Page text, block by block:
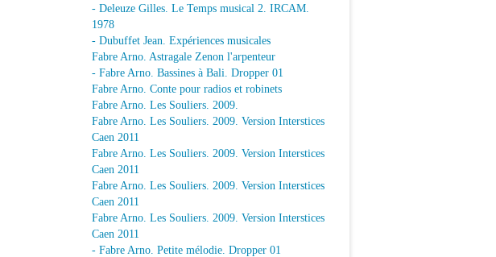
- Deleuze Gilles. Le Temps musical 2. IRCAM.
1978
- Dubuffet Jean. Expériences musicales
Fabre Arno. Astragale Zenon l'arpenteur
- Fabre Arno. Bassines à Bali. Dropper 01
Fabre Arno. Conte pour radios et robinets
Fabre Arno. Les Souliers. 2009.
Fabre Arno. Les Souliers. 2009. Version Interstices
Caen 2011
Fabre Arno. Les Souliers. 2009. Version Interstices
Caen 2011
Fabre Arno. Les Souliers. 2009. Version Interstices
Caen 2011
Fabre Arno. Les Souliers. 2009. Version Interstices
Caen 2011
- Fabre Arno. Petite mélodie. Dropper 01